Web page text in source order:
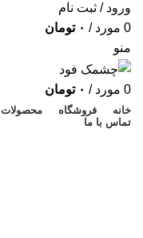
ورود / ثبت نام
0 مورد / ۰ تومان
منو
0 مورد / ۰ تومان
خانه فروشگاه محصولات
تماس با ما